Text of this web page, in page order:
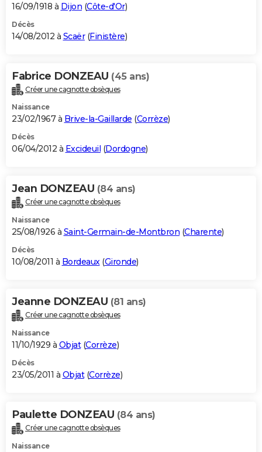
16/09/1918 à Dijon (Côte-d'Or)
Décès
14/08/2012 à Scaër(Finistère)
Fabrice DONZEAU (45 ans)
Créer une cagnotte obsèques
Naissance
23/02/1967 à Brive-la-Gaillarde (Corrèze)
Décès
06/04/2012 à Excideuil (Dordogne)
Jean DONZEAU (84 ans)
Créer une cagnotte obsèques
Naissance
25/08/1926 à Saint-Germain-de-Montbron (Charente)
Décès
10/08/2011 à Bordeaux(Gironde)
Jeanne DONZEAU (81 ans)
Créer une cagnotte obsèques
Naissance
11/10/1929 à Objat(Corrèze)
Décès
23/05/2011 à Objat(Corrèze)
Paulette DONZEAU (84 ans)
Créer une cagnotte obsèques
Naissance